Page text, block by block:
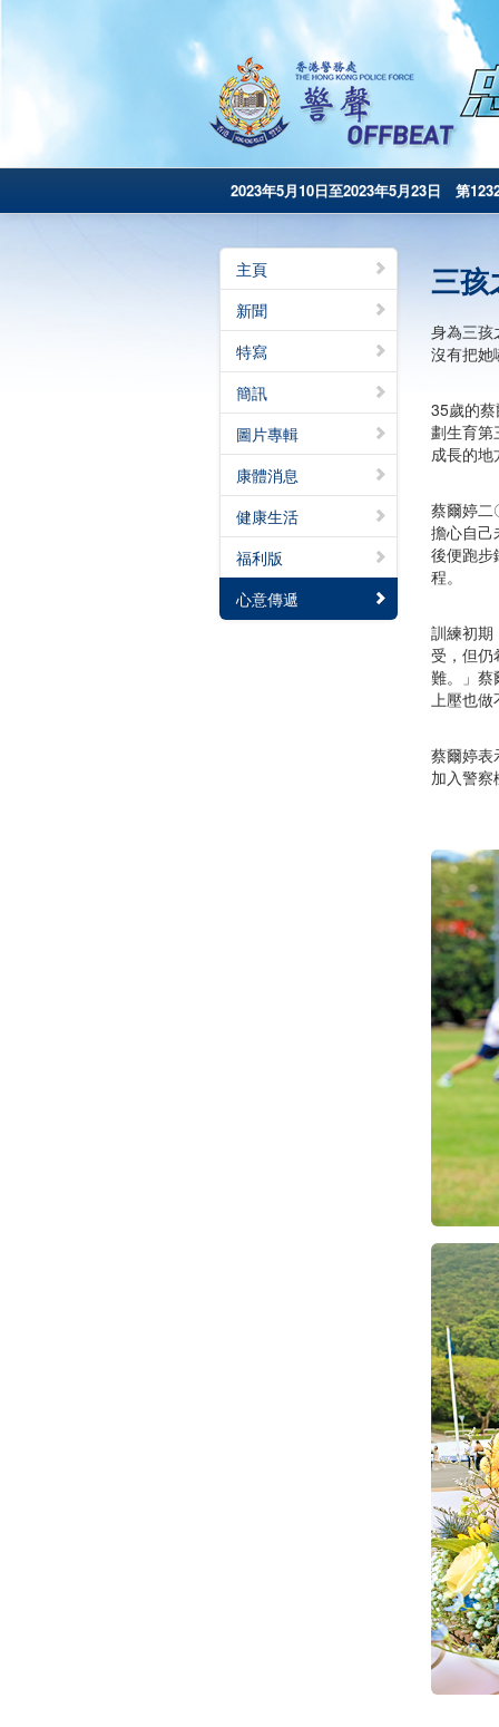
2023年5月10日至2023年5月23日 第
主頁
新聞
特寫
簡訊
圖片專輯
康體消息
健康生活
福利版
心意傳遞
三
身為三孩
沒有把
35歲的
劃生育第
成長的
蔡爾婷二
擔心自己
後便跑步
程。
訓練初期
受，但仍
難。」蔡
上壓也做
蔡爾婷表
加入警